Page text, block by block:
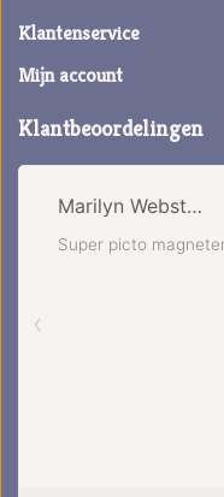
Klantenservice
Mijn account
Klantbeoordelingen